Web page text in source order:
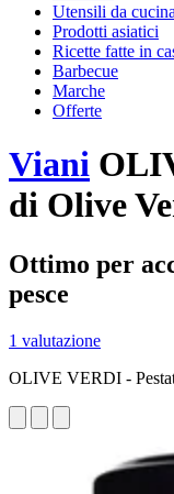
Utensili da cucina
Prodotti asiatici
Ricette fatte in
Barbecue
Marche
Offerte
Viani
di Olive
Ottimo per
pesce
1 valutazione
OLIVE VERDI -